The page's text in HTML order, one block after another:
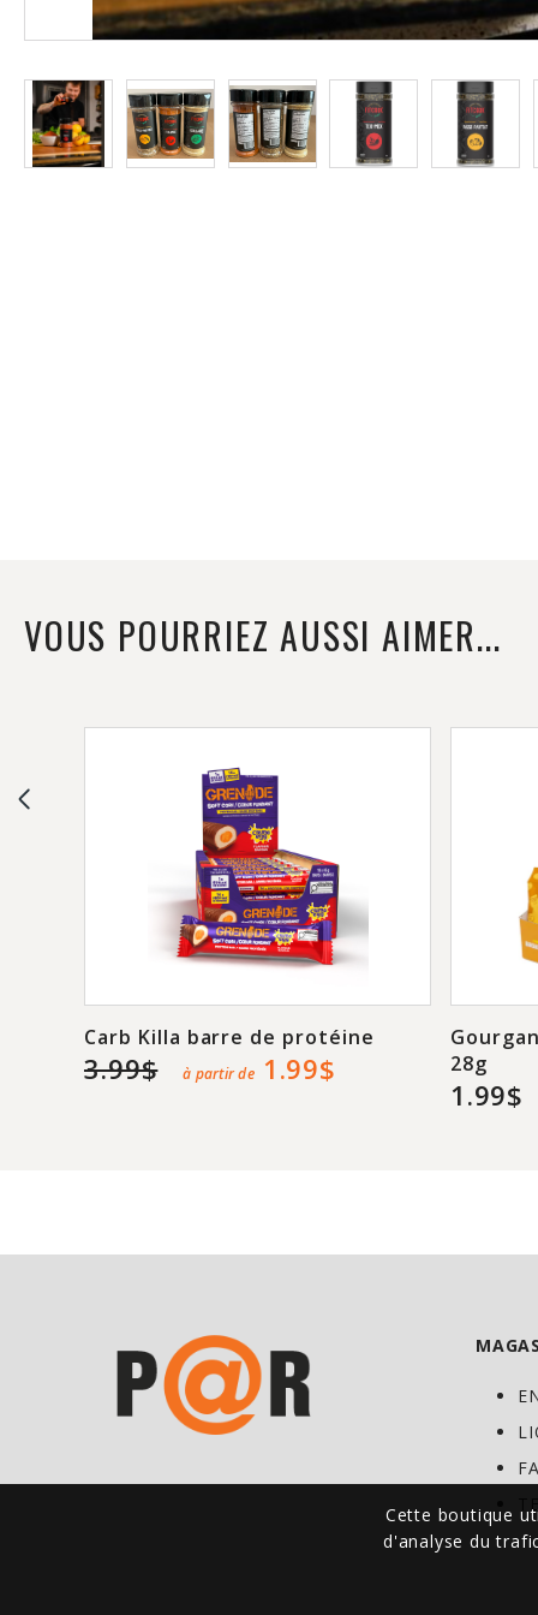
Cette boutique
d'analyse du
VOUS POURRIEZ AUSSI AIMER...
Carb Killa barre de protéine
3.99$ à partir de1.99$
28g
1.99$
à
Rabais